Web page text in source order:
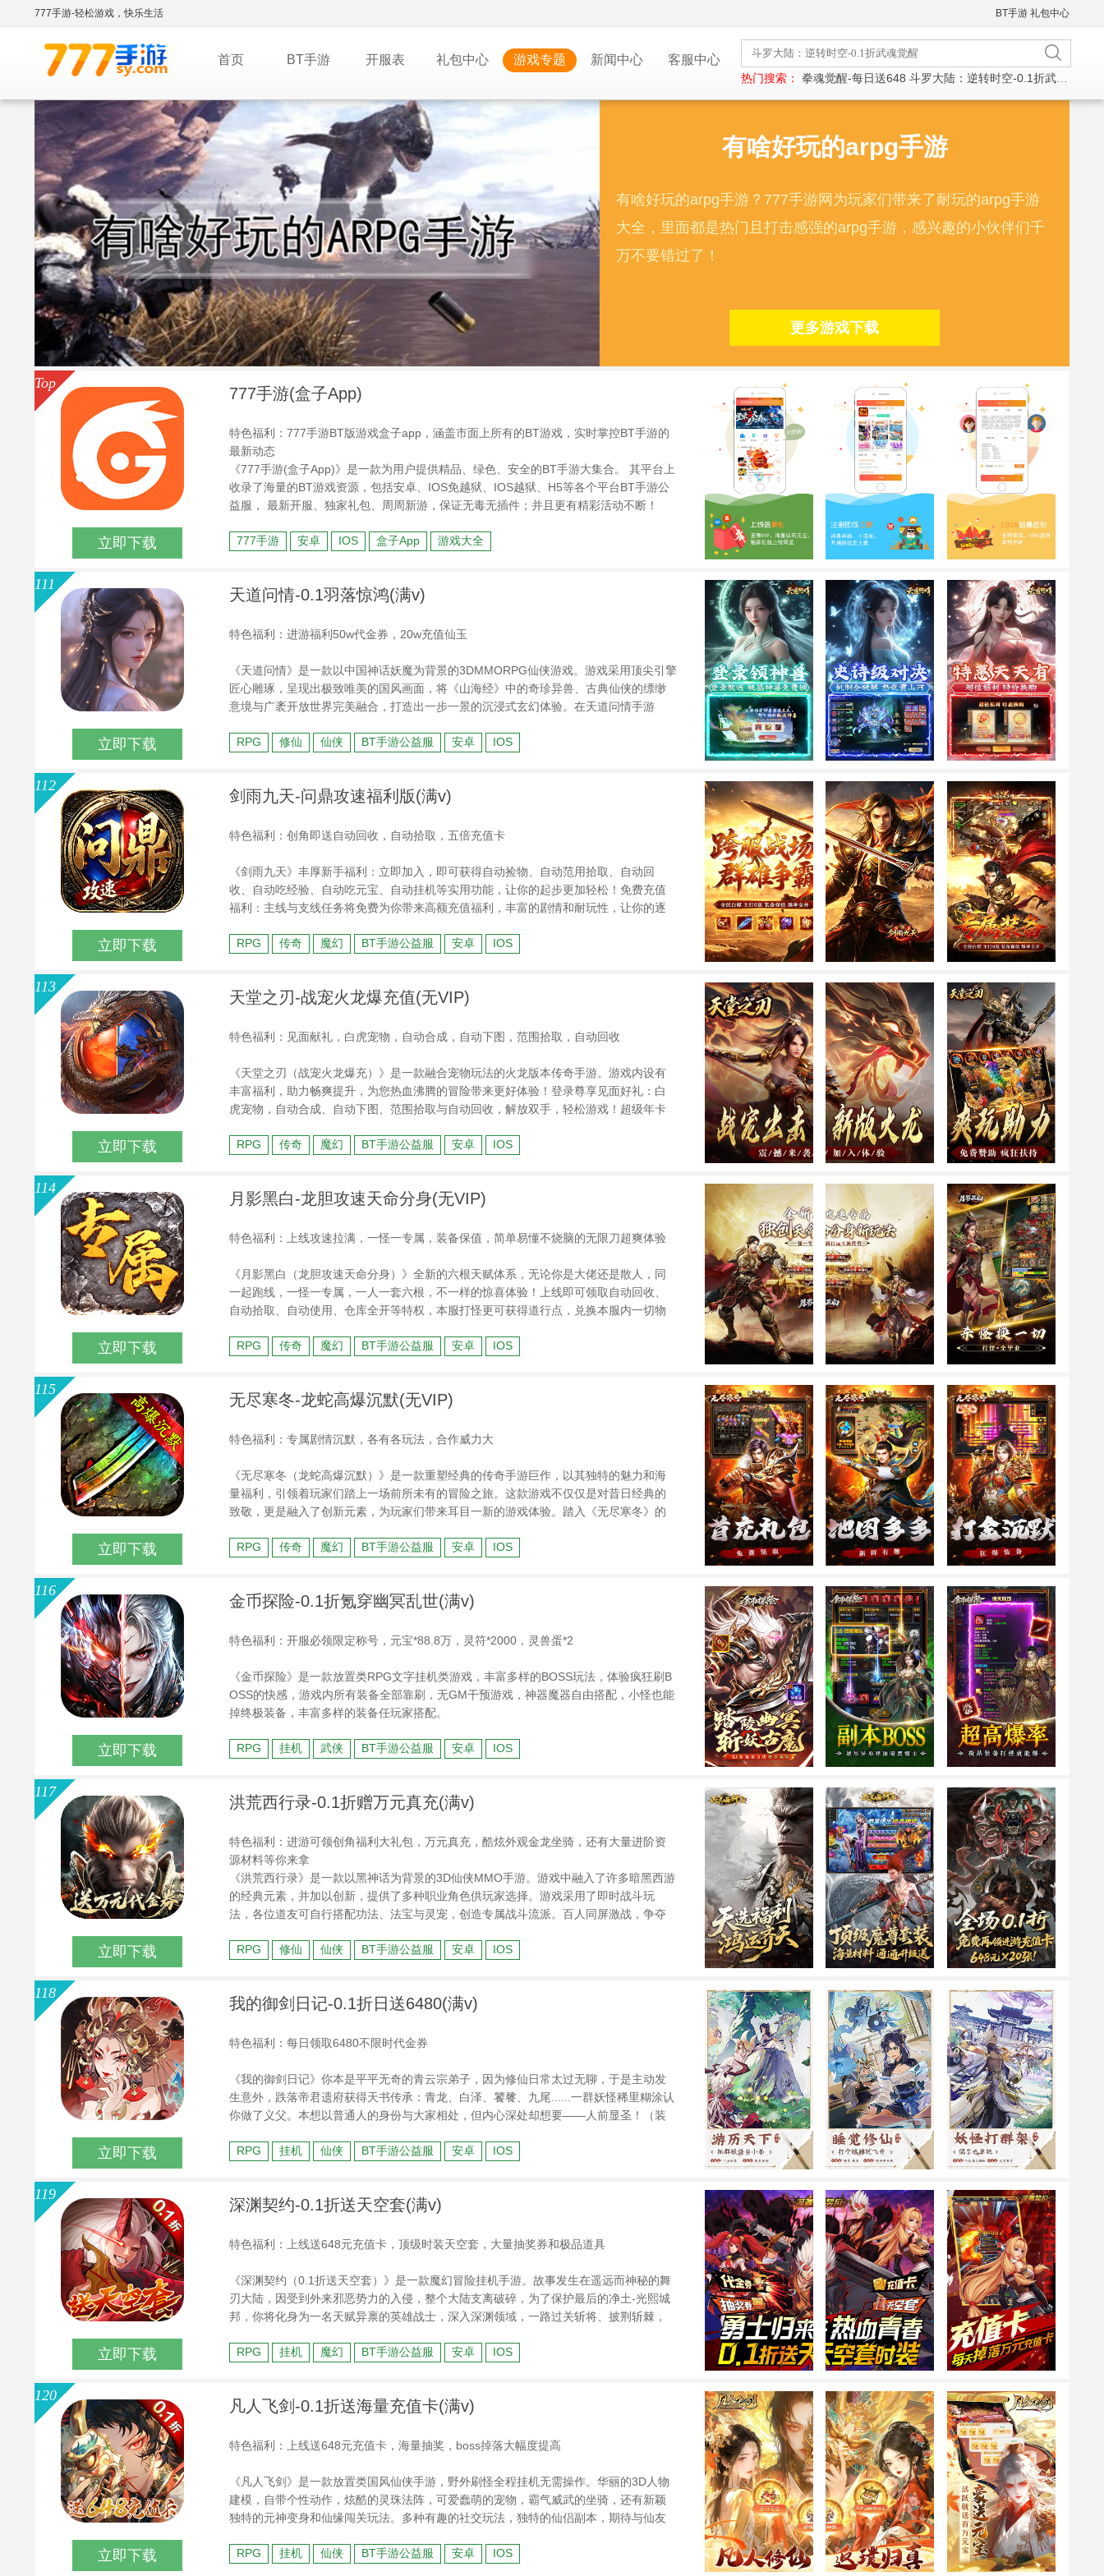
777手游-轻松游戏，快乐生活 BT手游 礼包中心
首页 BT手游 开服表 礼包中心 游戏专题 新闻中心 客服中心
热门搜索： 拳魂觉醒-每日送648 斗罗大陆：逆转时空-0.1折武魂觉醒
有啥好玩的arpg手游
有啥好玩的arpg手游？777手游网为玩家们带来了耐玩的arpg手游
大全，里面都是热门且打击感强的arpg手游，感兴趣的小伙伴们千
万不要错过了！
更多游戏下载
立即下载
777手游(盒子App)
特色福利：777手游BT版游戏盒子app，涵盖市面上所有的BT游戏，实时掌控BT手游的
最新动态
《777手游(盒子App)》是一款为用户提供精品、绿色、安全的BT手游大集合。 其平台上
收录了海量的BT游戏资源，包括安卓、IOS免越狱、IOS越狱、H5等各个平台BT手游公
益服， 最新开服、独家礼包、周周新游，保证无毒无插件；并且更有精彩活动不断！
777手游 安卓 IOS 盒子App 游戏大全
Top
立即下载
天道问情-0.1羽落惊鸿(满v)
特色福利：进游福利50w代金券，20w充值仙玉
《天道问情》是一款以中国神话妖魔为背景的3DMMORPG仙侠游戏。游戏采用顶尖引擎
匠心雕琢，呈现出极致唯美的国风画面，将《山海经》中的奇珍异兽、古典仙侠的缥缈
意境与广袤开放世界完美融合，打造出一步一景的沉浸式玄幻体验。在天道问情手游
灵，解锁其神秘力量，助力闯荡三界。
RPG 修仙 仙侠 BT手游公益服 安卓 IOS
111
立即下载
剑雨九天-问鼎攻速福利版(满v)
特色福利：创角即送自动回收，自动拾取，五倍充值卡
《剑雨九天》丰厚新手福利：立即加入，即可获得自动捡物、自动范用拾取、自动回
收、自动吃经验、自动吃元宝、自动挂机等实用功能，让你的起步更加轻松！免费充值
福利：主线与支线任务将免费为你带来高额充值福利，丰富的剧情和耐玩性，让你的逐
神器，等你来发现。一切皆可漂：本服承诺，所有内容都可通过本服内的努力获得，让
RPG 传奇 魔幻 BT手游公益服 安卓 IOS
112
立即下载
天堂之刃-战宠火龙爆充值(无VIP)
特色福利：见面献礼，白虎宠物，自动合成，自动下图，范围拾取，自动回收
《天堂之刃（战宠火龙爆充）》是一款融合宠物玩法的火龙版本传奇手游。游戏内设有
丰富福利，助力畅爽提升，为您热血沸腾的冒险带来更好体验！登录尊享见面好礼：白
虎宠物，自动合成、自动下图、范围拾取与自动回收，解放双手，轻松游戏！超级年卡
灵符奖励。只待兄弟集结，重温传奇荣耀，快来加入吧！
RPG 传奇 魔幻 BT手游公益服 安卓 IOS
113
立即下载
月影黑白-龙胆攻速天命分身(无VIP)
特色福利：上线攻速拉满，一怪一专属，装备保值，简单易懂不烧脑的无限刀超爽体验
《月影黑白（龙胆攻速天命分身）》全新的六根天赋体系，无论你是大佬还是散人，同
一起跑线，一怪一专属，一人一套六根，不一样的惊喜体验！上线即可领取自动回收、
自动拾取、自动使用、仓库全开等特权，本服打怪更可获得道行点，兑换本服内一切物
币，真正的货币BOSS服，打BOSS你就有一切！
RPG 传奇 魔幻 BT手游公益服 安卓 IOS
114
立即下载
无尽寒冬-龙蛇高爆沉默(无VIP)
特色福利：专属剧情沉默，各有各玩法，合作威力大
《无尽寒冬（龙蛇高爆沉默）》是一款重塑经典的传奇手游巨作，以其独特的魅力和海
量福利，引领着玩家们踏上一场前所未有的冒险之旅。这款游戏不仅仅是对昔日经典的
致敬，更是融入了创新元素，为玩家们带来耳目一新的游戏体验。踏入《无尽寒冬》的
更有真充奖励相赠，确保每位玩家都能享受到实实在在的回馈。
RPG 传奇 魔幻 BT手游公益服 安卓 IOS
115
立即下载
金币探险-0.1折氪穿幽冥乱世(满v)
特色福利：开服必领限定称号，元宝*88.8万，灵符*2000，灵兽蛋*2
《金币探险》是一款放置类RPG文字挂机类游戏，丰富多样的BOSS玩法，体验疯狂刷B
OSS的快感，游戏内所有装备全部靠刷，无GM干预游戏，神器魔器自由搭配，小怪也能
掉终极装备，丰富多样的装备任玩家搭配。
RPG 挂机 武侠 BT手游公益服 安卓 IOS
116
立即下载
洪荒西行录-0.1折赠万元真充(满v)
特色福利：进游可领创角福利大礼包，万元真充，酷炫外观金龙坐骑，还有大量进阶资
源材料等你来拿
《洪荒西行录》是一款以黑神话为背景的3D仙侠MMO手游。游戏中融入了许多暗黑西游
的经典元素，并加以创新，提供了多种职业角色供玩家选择。游戏采用了即时战斗玩
法，各位道友可自行搭配功法、法宝与灵宠，创造专属战斗流派。百人同屏激战，争夺
集结道友，缔结情缘，智破九重妖塔，你的修行之路，由你来定义！
RPG 修仙 仙侠 BT手游公益服 安卓 IOS
117
立即下载
我的御剑日记-0.1折日送6480(满v)
特色福利： 每日领取6480不限时代金券
《我的御剑日记》你本是平平无奇的青云宗弟子，因为修仙日常太过无聊，于是主动发
生意外，跌落帝君遗府获得天书传承：青龙、白泽、饕餮、九尾......一群妖怪稀里糊涂认
你做了义父。本想以普通人的身份与大家相处，但内心深处却想要——人前显圣！（装
RPG
挂机 仙侠 BT手游公益服 安卓 IOS
118
立即下载
深渊契约-0.1折送天空套(满v)
特色福利：上线送648元充值卡，顶级时装天空套，大量抽奖券和极品道具
《深渊契约（0.1折送天空套）》是一款魔幻冒险挂机手游。故事发生在遥远而神秘的舞
刃大陆，因受到外来邪恶势力的入侵，整个大陆支离破碎，为了保护最后的净土-光熙城
邦，你将化身为一名天赋异禀的英雄战士，深入深渊领域，一路过关斩将、披荆斩棘，
醒、战宠养成等海量特色玩法。亲爱的勇士，属于你的冒险之旅即将开启，快来挑战
RPG 挂机 魔幻 BT手游公益服 安卓 IOS
119
立即下载
凡人飞剑-0.1折送海量充值卡(满v)
特色福利：上线送648元充值卡，海量抽奖，boss掉落大幅度提高
《凡人飞剑》是一款放置类国风仙侠手游，野外刷怪全程挂机无需操作。华丽的3D人物
建模，自带个性动作，炫酷的灵珠法阵，可爱蠢萌的宠物，霸气威武的坐骑，还有新颖
独特的元神变身和仙缘闯关玩法。多种有趣的社交玩法，独特的仙侣副本，期待与仙友
RPG
挂机 仙侠 BT手游公益服 安卓 IOS
120